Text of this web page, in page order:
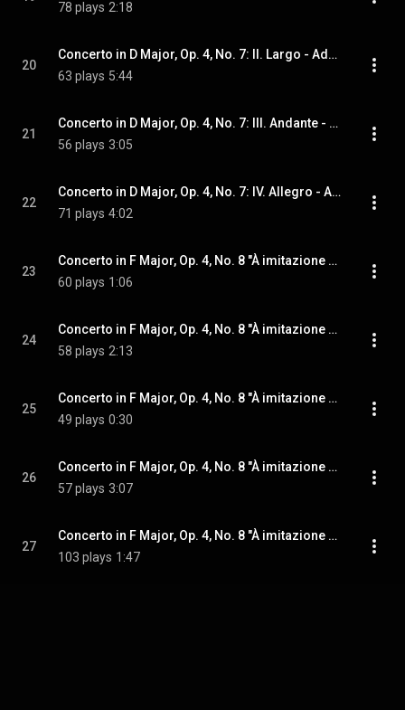
78 plays 2:18
20
Concerto in D Major, Op. 4, No. 7: II. Largo - Adagio
63 plays 5:44
21
Concerto in D Major, Op. 4, No. 7: III. Andante - Adagio
56 plays 3:05
22
Concerto in D Major, Op. 4, No. 7: IV. Allegro - Andante
71 plays 4:02
23
Concerto in F Major, Op. 4, No. 8 "À imitazione de corni da Caccia": I. Grave -
60 plays 1:06
24
Concerto in F Major, Op. 4, No. 8 "À imitazione de corni da Caccia": II. Fuga. Allegro - Adagio
58 plays 2:13
25
Concerto in F Major, Op. 4, No. 8 "À imitazione de corni da Caccia": III. Largo -
49 plays 0:30
26
Concerto in F Major, Op. 4, No. 8 "À imitazione de corni da Caccia": IV. Vivace -
57 plays 3:07
27
Concerto in F Major, Op. 4, No. 8 "À imitazione de corni da Caccia": V. Allegro
103 plays 1:47